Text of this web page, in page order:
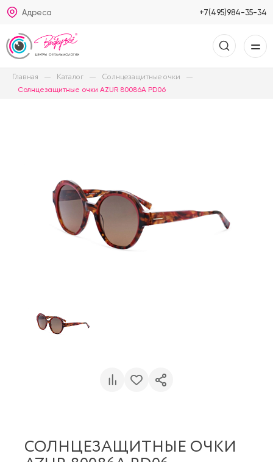
Адреса +7(495)984-35-34
Главная Каталог Солнцезащитные очки
Солнцезащитные очки AZUR 80086A PD06
СОЛНЦЕЗАЩИТНЫЕ ОЧКИ